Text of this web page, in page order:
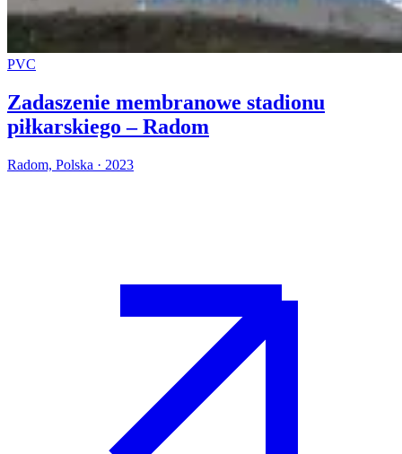
PVC
Zadaszenie membranowe stadionu
piłkarskiego – Radom
Radom, Polska · 2023